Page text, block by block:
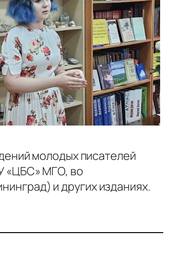
молодых писателей
«ЦБС» МГО, во
и других изданиях.